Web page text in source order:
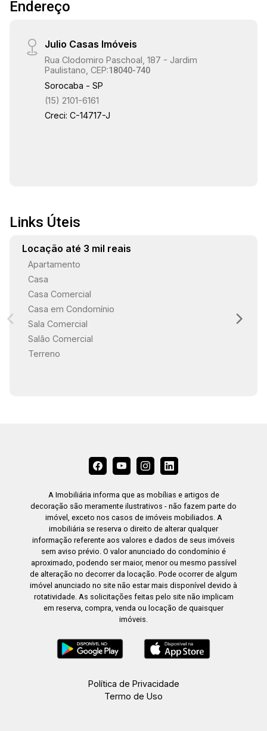
17:00
17:30
18:00
19:00
Endereço
Julio Casas Imóveis
Rua Clodomiro Paschoal, 187 - Jardim
Paulistano, CEP:18040-740
Sorocaba - SP
(15) 2101-6161
Creci: C-14717-J
Links Úteis
Locação até 3 mil reais
Apartamento
Casa
Casa Comercial
Casa em Condomínio
Sala Comercial
Salão Comercial
Terreno
A Imobiliária informa que as mobílias e artigos de
decoração são meramente ilustrativos - não fazem parte do
imóvel, exceto nos casos de imóveis mobiliados. A
imobiliária se reserva o direito de alterar qualquer
informação referente aos valores e dados de seus imóveis
sem aviso prévio. O valor anunciado do condomínio é
aproximado, podendo ser maior, menor ou mesmo passível
de alteração no decorrer da locação. Pode ocorrer de algum
imóvel anunciado no site não estar mais disponível devido à
rotatividade. As solicitações feitas pelo site não implicam
em reserva, compra, venda ou locação de quaisquer
imóveis.
Política de Privacidade
Termo de Uso